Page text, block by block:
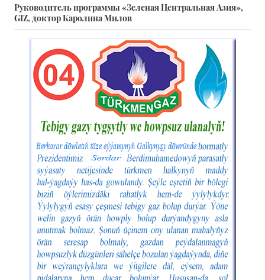
Руководитель программы «Зеленая Центральная Азия»,
GIZ, доктор Каролина Милов